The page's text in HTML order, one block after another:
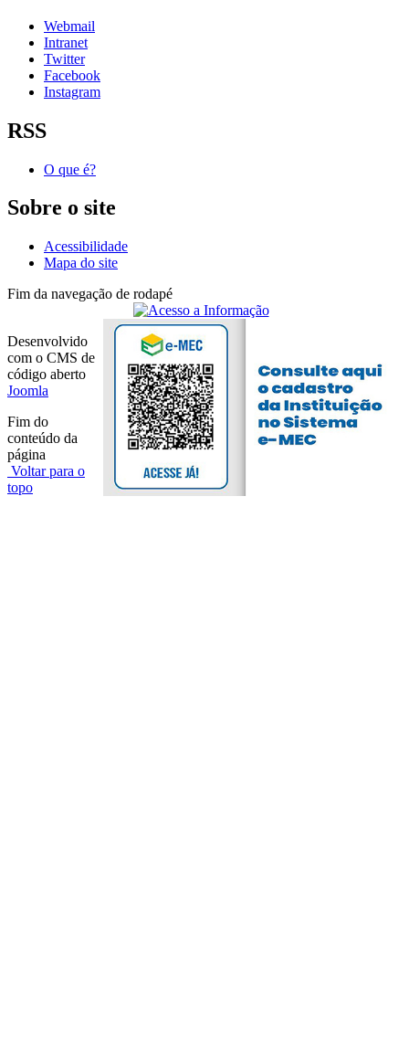
Webmail
Intranet
Twitter
Facebook
Instagram
RSS
O que é?
Sobre o site
Acessibilidade
Mapa do site
Fim da navegação de rodapé
Desenvolvido
com o CMS de
código aberto
Joomla
Fim do
conteúdo da
página
Voltar para o
topo